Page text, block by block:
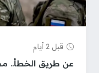
قبل 2 أيام
عن طريق الخطأ..